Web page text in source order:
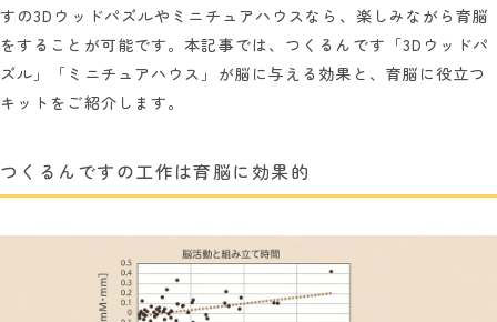
すの3Dウッドパズルやミニチュアハウスなら、楽しみながら育脳
をすることが可能です。本記事では、つくるんです「3Dウッドパ
ズル」「ミニチュアハウス」が脳に与える効果と、育脳に役立つ
キットをご紹介します。
つくるんですの工作は育脳に効果的